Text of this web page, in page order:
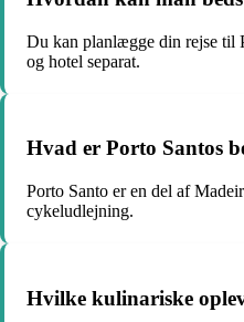
Du kan planlægge din rejse til
og hotel separat.
Hvad er Porto Santos
Porto Santo er en del af
cykeludlejning.
Hvilke kulinariske